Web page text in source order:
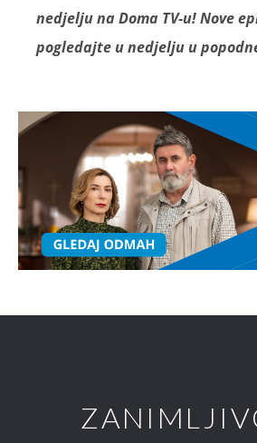
nedjelju na Doma TV-u! Nove
pogledajte u nedjelju u